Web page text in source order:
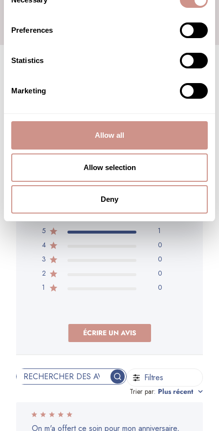
Selection
Preferences
Statistics
Marketing
Allow all
Allow selection
Deny
Avis des clients
5 1 avis
5
1
4
0
3
0
2
0
1
0
ÉCRIRE UN AVIS
Rechercher
Filtres
Trier par: Plus récent
On m'a offert ce soin pour mon anniversaire,